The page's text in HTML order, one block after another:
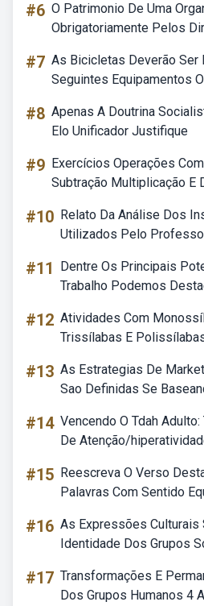
#6 O Patrimonio De Uma
Obrigatoriamente Pelos
#7 As Bicicletas Deverão Ser
Seguintes Equipamentos
#8 Apenas A Doutrina
Elo Unificador Justifique
#9 Exercícios Operações
Subtração Multiplicação E
#10 Relato Da Análise Dos
Utilizados Pelo
#11
Dentre Os Principais
Trabalho Podemos
#12 Atividades Com
Trissílabas E
#13 As Estrategias De
Sao Definidas Se
#14 Vencendo O Tdah
De Atenção/
#15 Reescreva O Verso
Palavras Com Sentido
#16 As Expressões Culturais
Identidade Dos Grupos
#17 Transformações E
Dos Grupos Humanos 4